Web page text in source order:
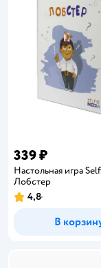
339 ₽
Настольная игра
Лобстер
Рейтинг:
4,8
В